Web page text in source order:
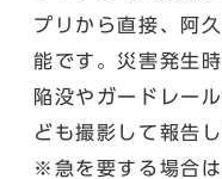
プリから直接、阿
能です。災害発生
陥没やガードレー
ども撮影して報告
※急を要する場合